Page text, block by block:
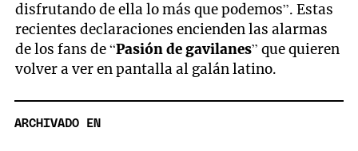
disfrutando de ella lo más que podemos”. Estas
recientes declaraciones encienden las alarmas
de los fans de “Pasión de gavilanes” que quieren
volver a ver en pantalla al galán latino.
ARCHIVADO EN